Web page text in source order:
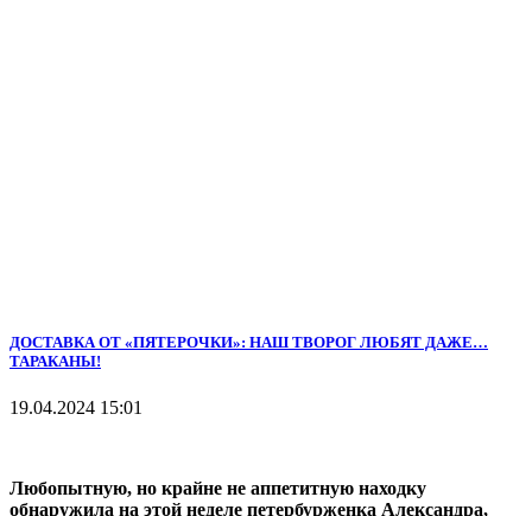
ДОСТАВКА ОТ «ПЯТЕРОЧКИ»: НАШ ТВОРОГ ЛЮБЯТ ДАЖЕ…
ТАРАКАНЫ!
19.04.2024 15:01
Любопытную, но крайне не аппетитную находку
обнаружила на этой неделе петербурженка Александра,